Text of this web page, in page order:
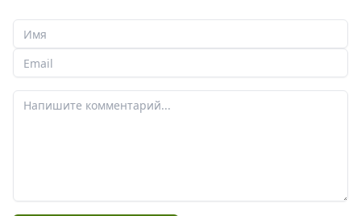
Ваше Имя
Ваш email
Ваш комментарий